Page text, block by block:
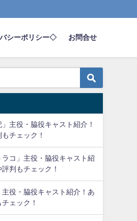
シーポリシー◇ お問合せ
」主役・脇役キャスト紹介！
チェック！
ラコ」主役・脇役キャスト紹
判もチェック！
主役・脇役キャスト紹介！あ
ェック！